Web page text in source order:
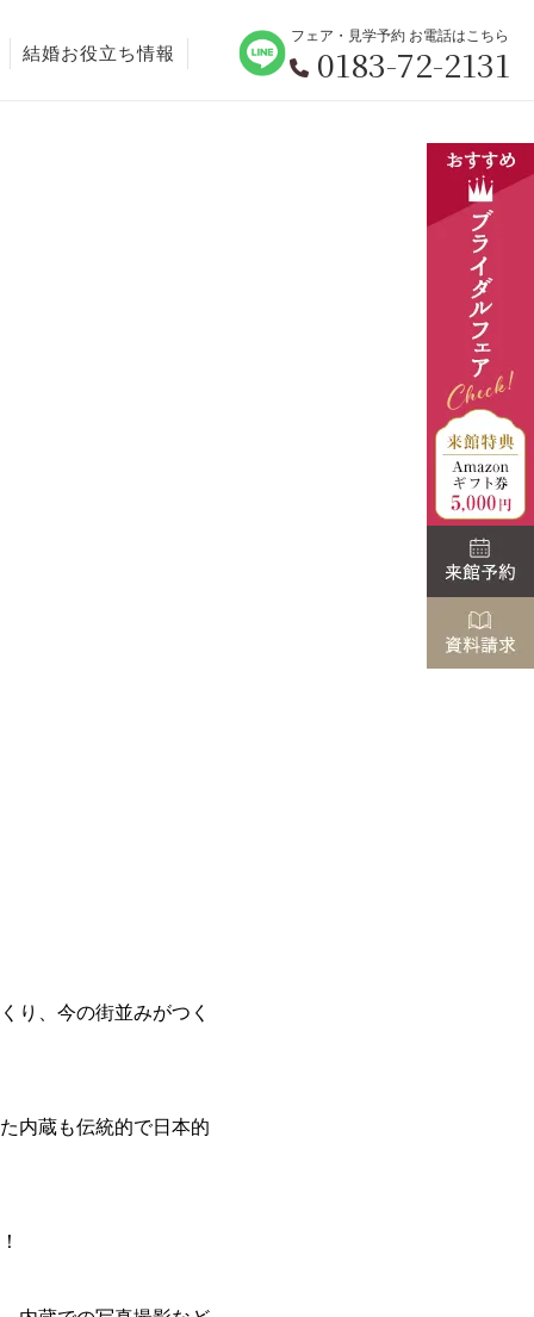
結婚お役立ち情報
フェア・見学予約 お電話はこちら
0183-72-2131
り、今の街並みがつく
内蔵も伝統的で日本的